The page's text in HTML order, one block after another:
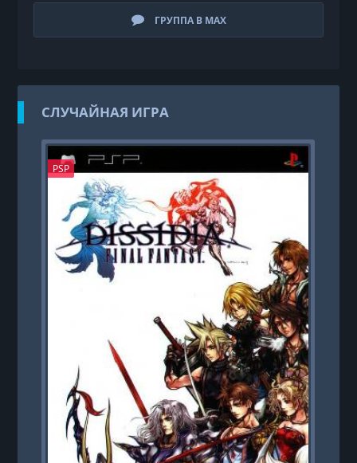
ГРУППА В MAX
СЛУЧАЙНАЯ ИГРА
PSP